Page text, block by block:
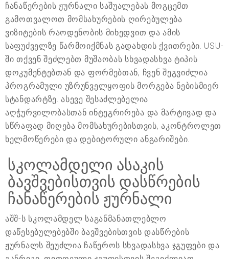
ჩანაწერების ჟურნალი საშუალებას მოგცემთ
გამოთვალოთ მომსახურების ღირებულება
ვიზიტების რაოდენობის მიხედვით და ამის
საფუძველზე წარმოიქმნას გადახდის ქვითრები. USU-
ში თქვენ შეძლებთ მუშაობას სხვადასხვა ტიპის
დოკუმენტებთან და ფორმებთან, ჩვენ შეგვიძლია
პროგრამული უზრუნველყოფის მორგება ნებისმიერ
სტანდარტზე. ასევე შესაძლებელია
აღჭურვილობასთან ინტეგრირება და მარტივად და
სწრაფად მიღება მომსახურებისთვის, აკონტროლეთ
ხელმოწერები და დებიტორული ანგარიშები.
სკოლამდელი ასაკის
ბავშვებისთვის დასწრების
ჩანაწერების ჟურნალი
აშშ-ს სკოლამდელ საგანმანათლებლო
დაწესებულებებში ბავშვებისთვის დასწრების
ჟურნალს შეუძლია ჩაწეროს სხვადასხვა ჯგუფები და